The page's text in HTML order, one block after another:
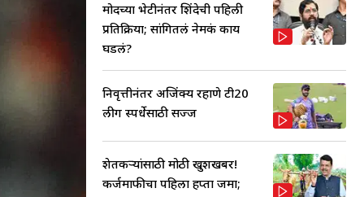
मोदींच्या भेटीनंतर शिंदेची पहिली
प्रतिक्रिया; सांगितलं नेमकं काय
घडलं?
निवृत्तीनंतर अजिंक्य रहाणे टी20
लीग स्पर्धेसाठी सज्ज
शेतकऱ्यांसाठी मोठी खुशखबर!
कर्जमाफीचा पहिला हप्ता जमा;